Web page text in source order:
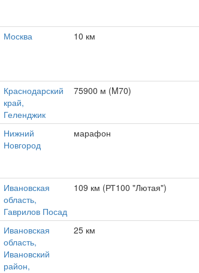
Москва 10 км
Краснодарский
край,
Геленджик
75900 м (M70)
Нижний
Новгород
марафон
Ивановская
область,
Гаврилов Посад
109 км (РТ100 "Лютая")
Ивановская
область,
Ивановский
район,
25 км